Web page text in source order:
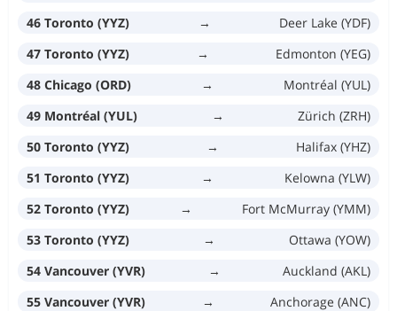
46 Toronto (YYZ) →
Deer Lake (YDF)
47 Toronto (YYZ)
→
Edmonton (YEG)
48 Chicago (ORD)
→
Montréal (YUL)
49 Montréal (YUL)
→
Zürich (ZRH)
50 Toronto (YYZ)
→
Halifax (YHZ)
51 Toronto (YYZ)
→
Kelowna (YLW)
52 Toronto (YYZ)
→
Fort McMurray (YMM)
53 Toronto (YYZ)
→
Ottawa (YOW)
54 Vancouver (YVR)
→
Auckland (AKL)
55 Vancouver (YVR)
→
Anchorage (ANC)